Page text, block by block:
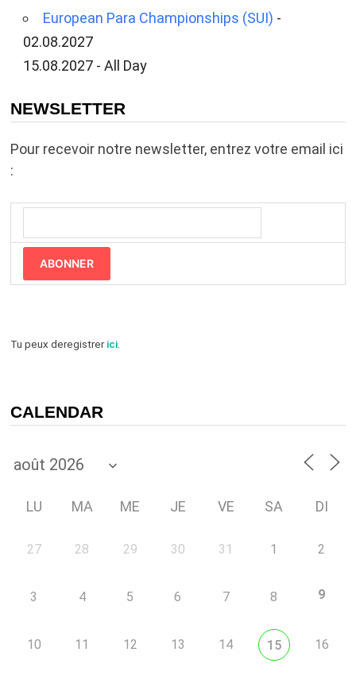
European Para Championships (SUI) -
02.08.2027
15.08.2027 - All Day
NEWSLETTER
Pour recevoir notre newsletter, entrez votre email ici
:
ABONNER
Tu peux deregistrerici.
CALENDAR
LU MA ME JE VE SA DI
27 28 29 30 31 1 2
3 4 5 6 7 8 9
10 11 12 13 14 15 16